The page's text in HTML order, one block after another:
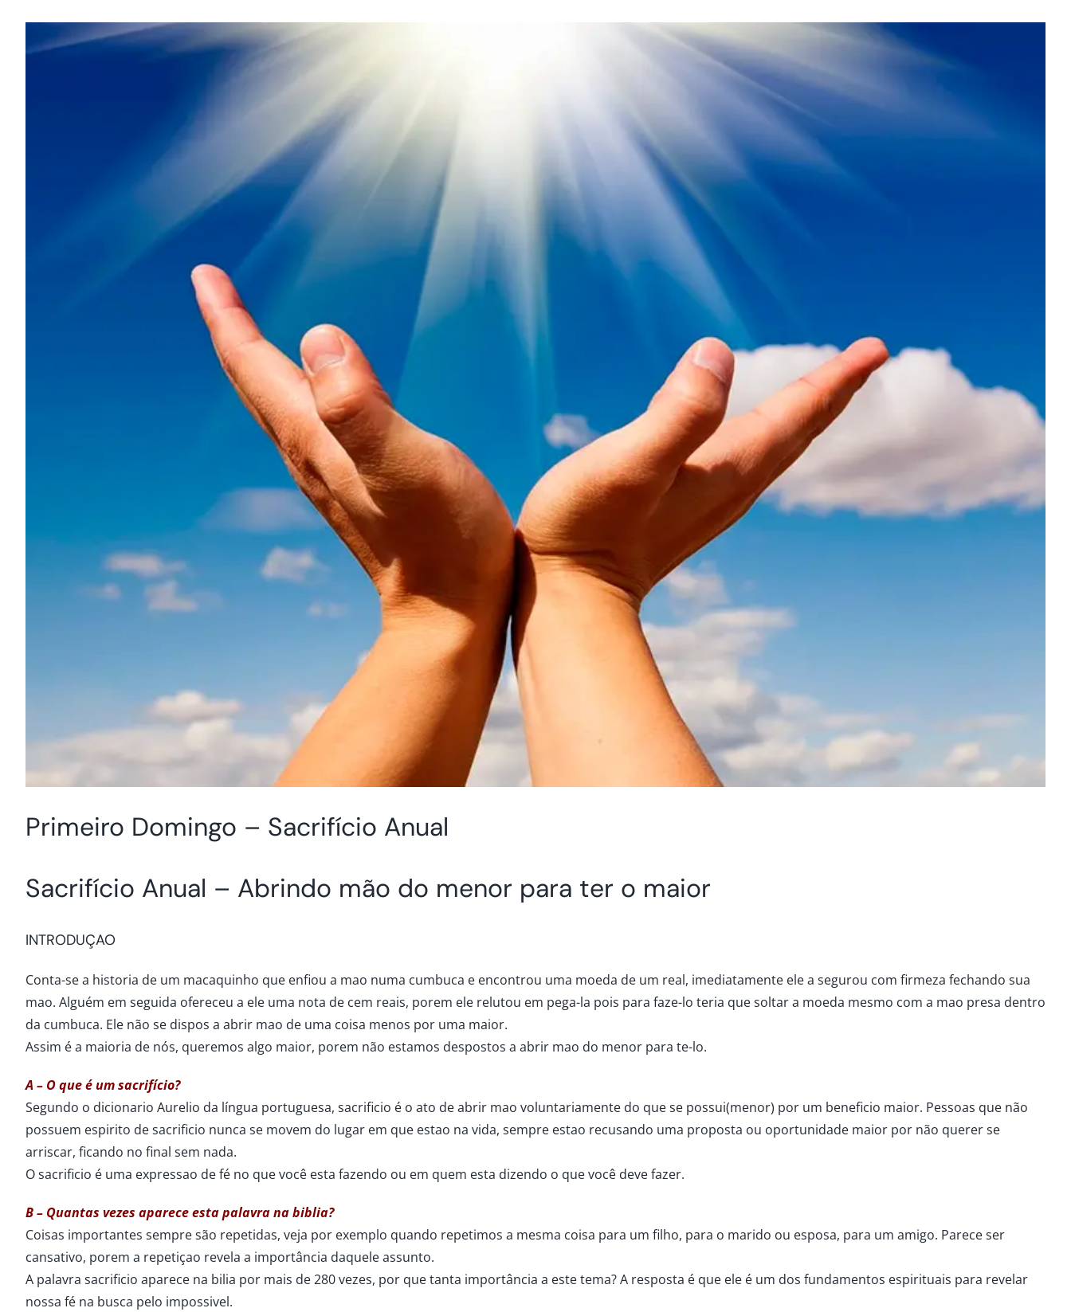
Primeiro Domingo – Sacrifício Anual
Sacrifício Anual – Abrindo mão do menor para ter o maior
INTRODUÇAO
Conta-se a historia de um macaquinho que enfiou a mao numa cumbuca e encontrou uma moeda de um real, imediatamente ele a segurou com firmeza fechando sua
mao. Alguém em seguida ofereceu a ele uma nota de cem reais, porem ele relutou em pega-la pois para faze-lo teria que soltar a moeda mesmo com a mao presa dentro
da cumbuca. Ele não se dispos a abrir mao de uma coisa menos por uma maior.
Assim é a maioria de nós, queremos algo maior, porem não estamos despostos a abrir mao do menor para te-lo.
A – O que é um sacrifício?
Segundo o dicionario Aurelio da língua portuguesa, sacrificio é o ato de abrir mao voluntariamente do que se possui(menor) por um beneficio maior. Pessoas que não
possuem espirito de sacrificio nunca se movem do lugar em que estao na vida, sempre estao recusando uma proposta ou oportunidade maior por não querer se
arriscar, ficando no final sem nada.
O sacrificio é uma expressao de fé no que você esta fazendo ou em quem esta dizendo o que você deve fazer.
B – Quantas vezes aparece esta palavra na biblia?
Coisas importantes sempre são repetidas, veja por exemplo quando repetimos a mesma coisa para um filho, para o marido ou esposa, para um amigo. Parece ser
cansativo, porem a repetiçao revela a importância daquele assunto.
A palavra sacrificio aparece na bilia por mais de 280 vezes, por que tanta importância a este tema? A resposta é que ele é um dos fundamentos espirituais para revelar
nossa fé na busca pelo impossivel.